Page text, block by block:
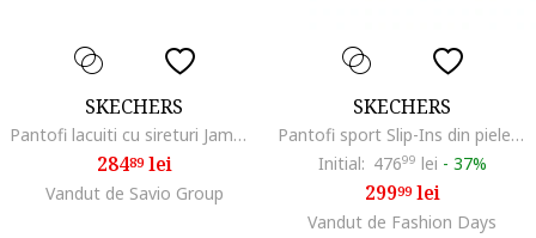
SKECHERS
Pantofi lacuiti cu sireturi Jammers Cool Block, Visiniu
28489lei
Vandut de Savio Group
SKECHERS
Pantofi sport Slip-Ins din piele intoarsa Courtside-Cali, Rosu/Albastru deschis
Initial: 47699 lei - 37%
29999lei
Vandut de Fashion Days